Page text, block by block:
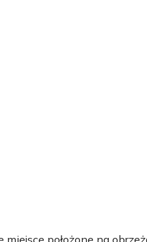
położone na